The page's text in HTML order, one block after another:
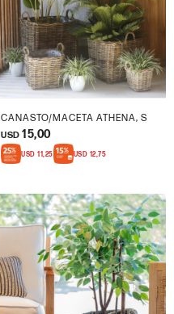
CANASTO/MACETA ATHENA, S
USD 15,00
USD 11,25 USD 12,75